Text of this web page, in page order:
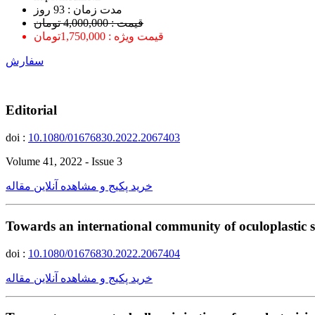
ﻣﺪﺕ ﺯﻣﺎﻥ : 93 ﺭﻭﺯ
قیمت : 4,000,000 تومان
قیمت ویژه : 1,750,000تومان
سفارش
Editorial
doi : 10.1080/01676830.2022.2067403
Volume 41, 2022 - Issue 3
خرید پکیج و مشاهده آنلاین مقاله
Towards an international community of oculoplastic
doi : 10.1080/01676830.2022.2067404
خرید پکیج و مشاهده آنلاین مقاله